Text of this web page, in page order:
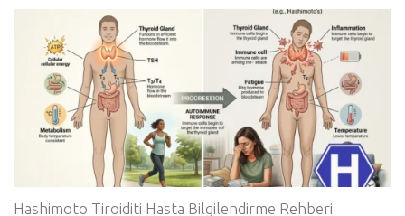
Hashimoto Tiroiditi Hasta Bilgilendirme Rehberi